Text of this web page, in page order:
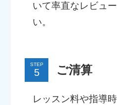
いて率直なレビュ
い。
STEP ご清算
レッスン料や指導